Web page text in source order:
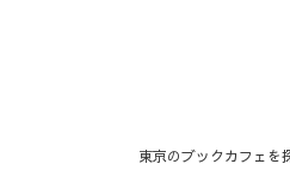
東京のブックカフェを